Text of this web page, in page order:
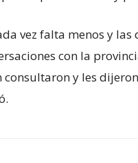
vez falta menos y
con la
y les